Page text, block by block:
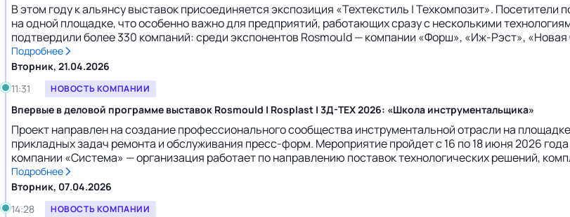
В этом году к альянсу выставок присоединяется экспозиция «Техтекстиль | Техкомпозит».
на одной площадке, что особенно важно для предприятий, работающих сразу с несколькими
подтвердили более 330 компаний: среди экспонентов Rosmould — компании «Форш», «Иж-Рэст»,
Подробнее
Вторник, 21.04.2026
11:31
НОВОСТЬ КОМПАНИИ
Впервые в деловой программе выставок Rosmould | Rosplast | 3Д-ТЕХ 2026: «Школа инструментальщика»
Проект направлен на создание профессионального сообщества инструментальной отрасли на
прикладных задач ремонта и обслуживания пресс-форм. Мероприятие пройдет с 16 по 18 июня 2026
компании «Система» — организация работает по направлению поставок технологических решений,
Подробнее
Вторник, 07.04.2026
14:28
НОВОСТЬ КОМПАНИИ